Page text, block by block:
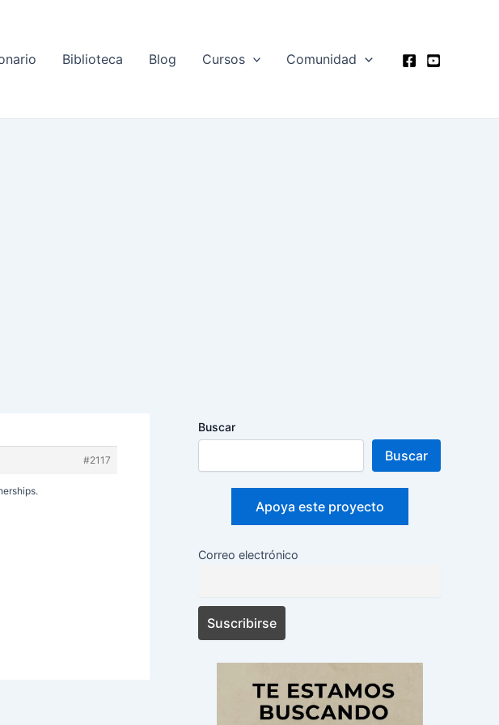
Biblioteca Blog Cursos Comunidad
#2117
Buscar
Buscar
Apoya este proyecto
Correo electrónico